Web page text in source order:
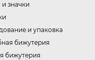
значки
и упаковка
бижутерия
бижутерия